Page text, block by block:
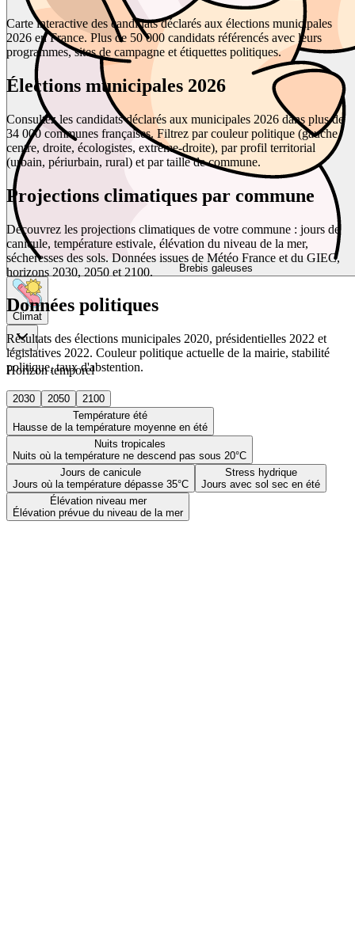
Brebis galeuses
Climat
Horizon temporel
2030 2050
2100
Température été
Hausse de la température moyenne en été
Nuits tropicales
Nuits où la température ne descend pas sous 20°C
Jours de canicule
Jours où la température dépasse 35°C
Stress hydrique
Jours avec sol sec en été
Élévation niveau mer
Élévation prévue du niveau de la mer
Carte interactive des candidats déclarés aux élections municipales
2026 en France. Plus de 50 000 candidats référencés avec leurs
programmes, sites de campagne et étiquettes politiques.
Élections municipales 2026
Consultez les candidats déclarés aux municipales 2026 dans plus de
34 000 communes françaises. Filtrez par couleur politique (gauche,
centre, droite, écologistes, extrême-droite), par profil territorial
(urbain, périurbain, rural) et par taille de commune.
Projections climatiques par commune
Découvrez les projections climatiques de votre commune : jours de
canicule, température estivale, élévation du niveau de la mer,
sécheresses des sols. Données issues de Météo France et du GIEC,
horizons 2030, 2050 et 2100.
Données politiques
Résultats des élections municipales 2020, présidentielles 2022 et
législatives 2022. Couleur politique actuelle de la mairie, stabilité
politique, taux d'abstention.